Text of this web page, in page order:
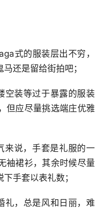
式的服装层出不穷，
还是留给街拍吧；
空装等过于暴露的服装
但应尽量挑选端庄优雅
来说，手套是礼服的一
袖裙衫，其余时候尽量
手套以表礼数；
礼，总是风和日丽，难